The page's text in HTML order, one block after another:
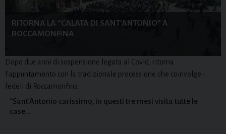
RITORNA LA “CALATA DI SANT’ANTONIO” A
ROCCAMONFINA
Dopo due anni di sospensione legata al Covid, ritorna
l'appuntamento con la tradizionale processione che coinvolge i
fedeli di Roccamonfina
“Sant’Antonio carissimo, in questi tre mesi visita tutte le
case…